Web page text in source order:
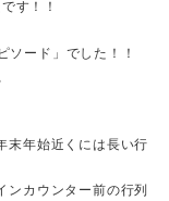
す！！
ソード」でした！！
末年始近くには長い行
ンカウンター前の行列